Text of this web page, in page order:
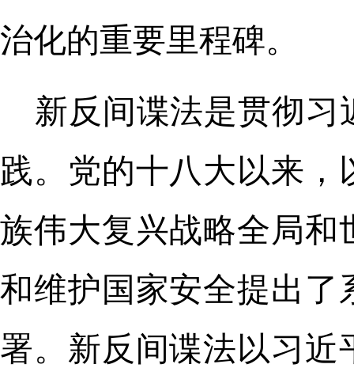
治化的重要里程碑。
新反间谍法是贯彻
践。党的十八大以来
族伟大复兴战略全局和
和维护国家安全提出了
署。新反间谍法以习